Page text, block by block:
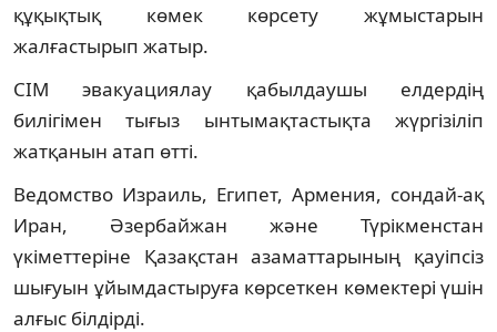
құқықтық көмек көрсету жұмыстарын
жалғастырып жатыр.
СІМ эвакуациялау қабылдаушы елдердің
билігімен тығыз ынтымақтастықта жүргізіліп
жатқанын атап өтті.
Ведомство Израиль, Египет, Армения, сондай-ақ
Иран, Әзербайжан және Түрікменстан
үкіметтеріне Қазақстан азаматтарының қауіпсіз
шығуын ұйымдастыруға көрсеткен көмектері үшін
алғыс білдірді.